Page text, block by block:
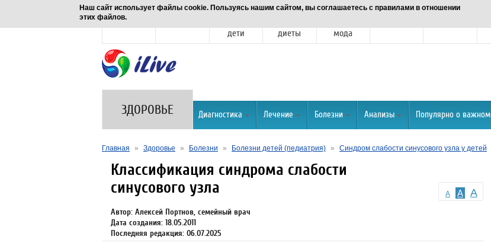
Наш сайт использует файлы cookie. Пользуясь нашим сайтом, вы соглашаетесь с правилами в отношении
этих файлов.Новости
дети
диеты
мода
ЗДОРОВЬЕ Диагностика Лечение Болезни Анализы Популярно о важном
Главная » Здоровье » Болезни » Болезни детей (педиатрия) » Синдром слабости синусового узла у детей
A A A
Классификация синдрома слабости
синусового узла
Автор: Алексей Портнов, семейный врач
Дата создания: 18.05.2011
Последняя редакция: 06.07.2025